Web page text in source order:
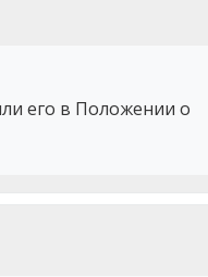
его в Положении о